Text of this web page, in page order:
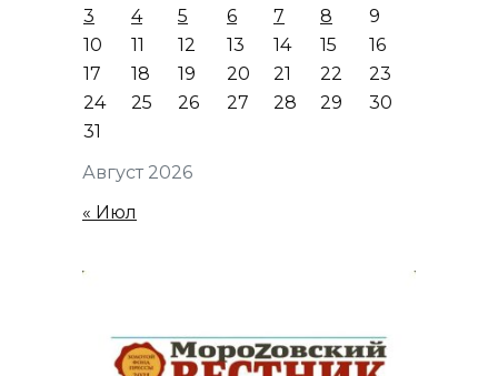
Август 2026
3
4 5 6 7 8
9
10
11 12 13 14 15
16
17
18 19 20 21 22
23
24
25 26 27 28 29
30
31
« Июл